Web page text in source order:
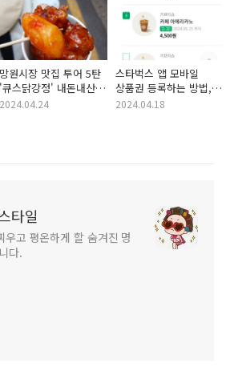
망원시장 맛집 투어 5탄
'큐스닭강정' 내돈내산
후기...
2024.04.24
스타벅스 앱 모바일
상품권 등록하는 방법,
등록 후 필요할 때
2024.04.18
타일
우고 평온하게 할 숨겨진 명
다.